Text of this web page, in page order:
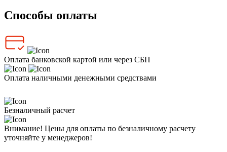
Способы оплаты
Оплата банковской картой или через СБП
Оплата наличными денежными средствами
Безналичный расчет
Внимание! Цены для оплаты по безналичному расчету
уточняйте у менеджеров!